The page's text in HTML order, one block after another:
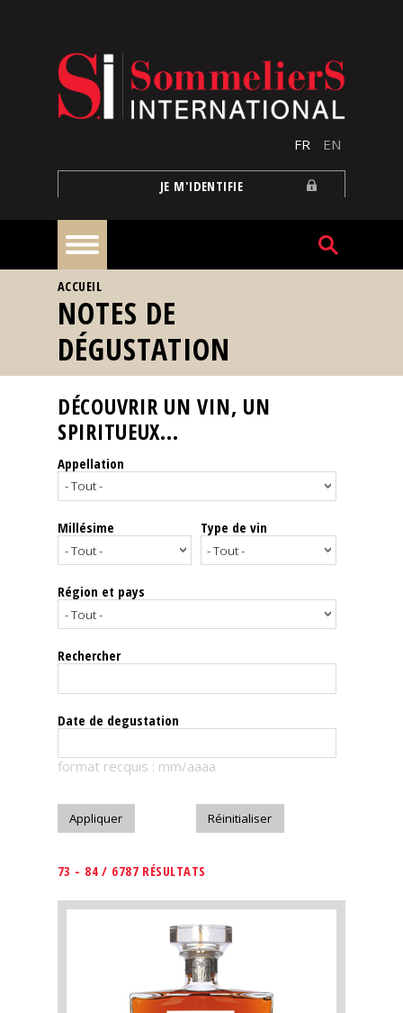
FR EN
JE M'IDENTIFIE
À
la
une
Reportages
Nos
Spiritueux
Notes
dégustation
Le
magazine
Télécharger
VOUS ÊTES ICI
ACCUEIL
NOTES DE
DÉGUSTATION
DÉCOUVRIR UN VIN, UN
SPIRITUEUX...
Appellation
Millésime Type de vin
Région et pays
Rechercher
Date de degustation
format recquis : mm/aaaa
73 - 84 / 6787 RÉSULTATS